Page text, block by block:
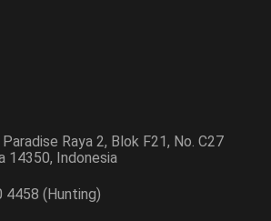
Raya 2, Blok F21, No. C27
14350, Indonesia
4458 (Hunting)